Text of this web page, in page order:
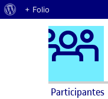
Acerca de WordPress
+ Folio
Saltar al contenido
Participantes